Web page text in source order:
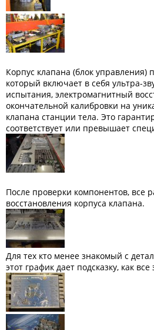
Корпус клапана (блок управления)
который включает в себя ультра-
испытания, электромагнитный
окончательной калибровки на
клапана станции тела. Это
соответствует или превышает
После проверки компонентов, все
восстановления корпуса клапана.
Для тех кто менее знакомый с
этот график дает подсказку, как все